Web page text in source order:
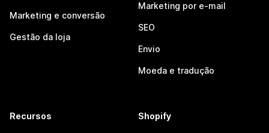
Marketing e conversão
Gestão da loja
Marketing por e-mail
SEO
Envio
Moeda e tradução
Recursos Shopify